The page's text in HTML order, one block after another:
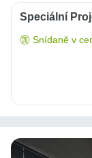
Speciální
Snídaně v